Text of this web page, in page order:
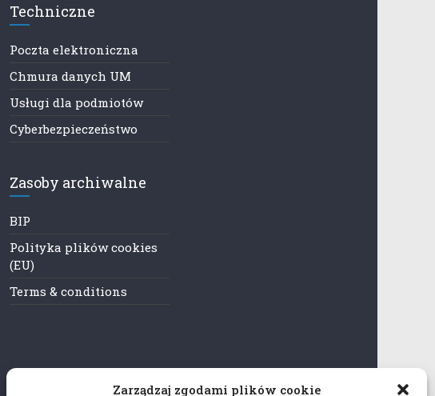
Zarządzaj zgodami plików cookie
Techniczne
Poczta elektroniczna
Chmura danych UM
Usługi dla podmiotów
Cyberbezpieczeństwo
Zasoby archiwalne
BIP
Polityka plików cookies
(EU)
Terms & conditions